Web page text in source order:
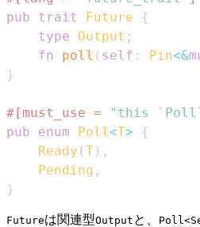
pub
trait Future
{
type
Output ;
fn
poll ( self : Pin<&
}
#[must_use =
"this `Poll`
pub
enum Poll<T>
{
Ready (T) ,
Pending ,
}
Futureは関連型Output と、